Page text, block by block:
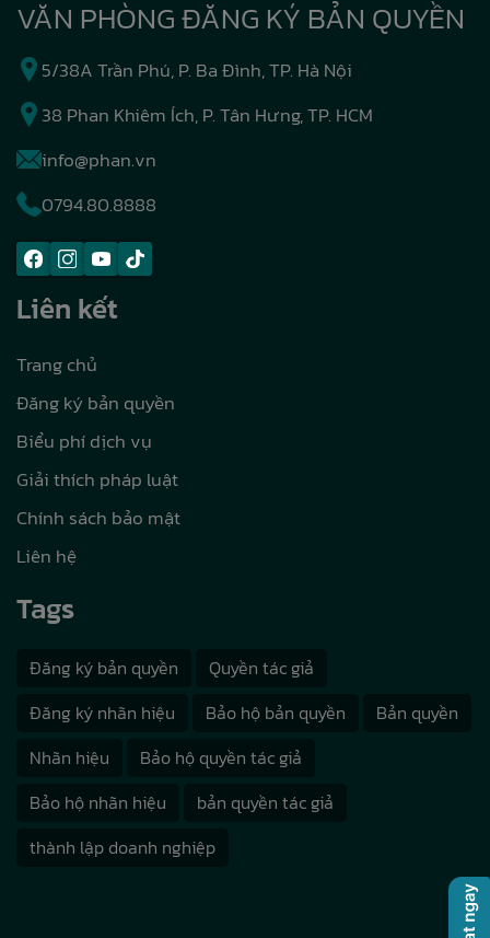
VĂN PHÒNG ĐĂNG KÝ BẢN QUYỀN
5/38A Trần Phú, P. Ba Đình, TP. Hà Nội
38 Phan Khiêm Ích, P. Tân Hưng, TP. HCM
info@phan.vn
0794.80.8888
Liên kết
Trang chủ
Đăng ký bản quyền
Biểu phí dịch vụ
Giải thích pháp luật
Chính sách bảo mật
Liên hệ
Tags
Đăng ký bản quyền
Quyền tác giả
Đăng ký nhãn hiệu
Bảo hộ bản quyền
Bản quyền
Nhãn hiệu
Bảo hộ quyền tác giả
Bảo hộ nhãn hiệu
bản quyền tác giả
thành lập doanh nghiệp